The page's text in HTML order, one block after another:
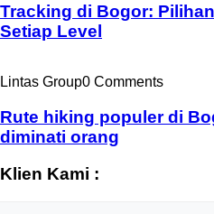
Tracking di Bogor:
Setiap Level
Lintas Group0 Comments
Rute hiking populer di
diminati orang
Klien Kami :